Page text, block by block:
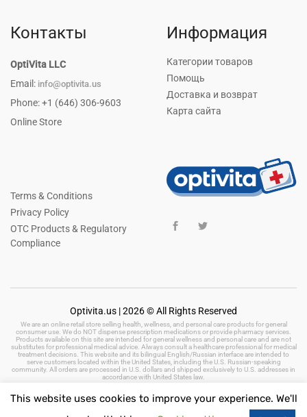
Контакты
OptiVita LLC
Email: info@optivita.us
Phone: +1 (646) 306-9603
Online Store
Информация
Категории товаров
Помощь
Доставка и возврат
Карта сайта
Terms & Conditions
Privacy Policy
OTC Products & Regulatory
Compliance
Optivita.us | 2026 © All Rights Reserved
We are an online retail store selling health, wellness, and personal care products for general
consumer use. We do NOT dispense prescription medications or provide pharmacy services.
Products available on this site are intended for general wellness and personal care and are not
substitutes for professional medical advice. Always consult a healthcare professional for medical
treatment decisions. This website and its bilingual English/Russian interface are intended to
serve customers located within the United States, including the U.S. Russian-speaking
community. All orders are processed in U.S. dollars and shipped exclusively to U.S. addresses in
accordance with United States law.
This website uses cookies to improve your experience. We'll